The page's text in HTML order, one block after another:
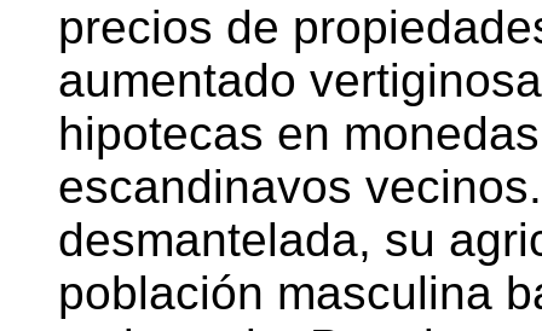
precios de
aumentado
hipotecas en
escandinavos
desmantelada, su
población masculina